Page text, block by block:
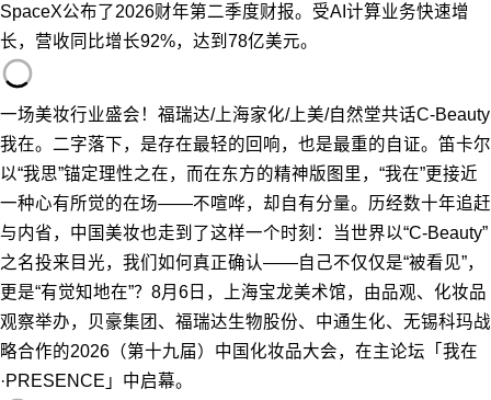
SpaceX公布了2026财年第二季度财报。受AI计算业务快速增
长，营收同比增长92%，达到78亿美元。
一场美妆行业盛会！福瑞达/上海家化/上美/自然堂共话C-Beauty
我在。二字落下，是存在最轻的回响，也是最重的自证。笛卡尔
以“我思”锚定理性之在，而在东方的精神版图里，“我在”更接近
一种心有所觉的在场——不喧哗，却自有分量。历经数十年追赶
与内省，中国美妆也走到了这样一个时刻：当世界以“C-Beauty”
之名投来目光，我们如何真正确认——自己不仅仅是“被看见”，
更是“有觉知地在”？8月6日，上海宝龙美术馆，由品观、化妆品
观察举办，贝豪集团、福瑞达生物股份、中通生化、无锡科玛战
略合作的2026（第十九届）中国化妆品大会，在主论坛「我在
·PRESENCE」中启幕。